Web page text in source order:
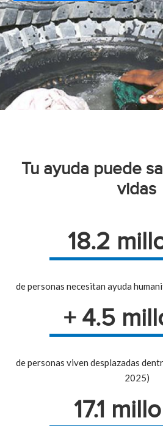
Tu ayuda puede
vidas
18.2
de personas necesitan ayuda
+ 4.5
de personas viven desplazadas
2025)
17.1